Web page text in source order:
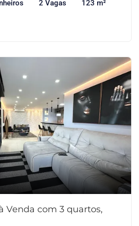
2 Vagas 123 m²
Venda com 3 quartos,